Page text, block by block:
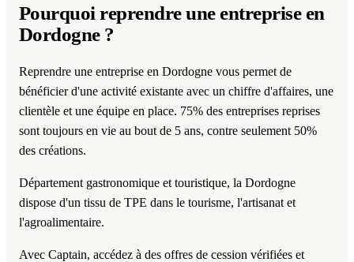
Pourquoi reprendre une entrepriseen
Dordogne?
Reprendre une entreprise en Dordogne vous permet de
bénéficier d'une activité existante avec un chiffre d'affaires, une
clientèle et une équipe en place. 75% des entreprises reprises
sont toujours en vie au bout de 5 ans, contre seulement 50%
des créations.
Département gastronomique et touristique, la Dordogne
dispose d'un tissu de TPE dans le tourisme, l'artisanat et
l'agroalimentaire.
Avec Captain, accédez à des offres de cession vérifiées et